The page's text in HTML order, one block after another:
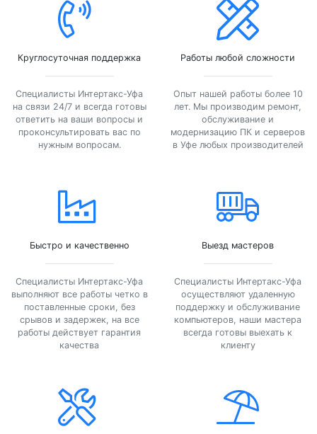
Круглосуточная поддержка
Специалисты Интертакс-Уфа
на связи 24/7 и всегда готовы
ответить на ваши вопросы и
проконсультировать вас по
нужным вопросам.
Работы любой сложности
Опыт нашей работы более 10
лет. Мы производим ремонт,
обслуживание и
модернизацию ПК и серверов
в Уфе любых производителей
Быстро и качественно
Специалисты Интертакс-Уфа
выполняют все работы четко в
поставленные сроки, без
срывов и задержек, на все
работы действует гарантия
качества
Выезд мастеров
Специалисты Интертакс-Уфа
осуществляют удаленную
поддержку и обслуживание
компьютеров, наши мастера
всегда готовы выехать к
клиенту